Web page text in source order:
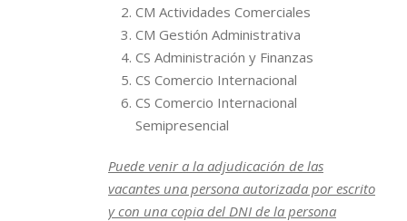
CM Actividades Comerciales
CM Gestión Administrativa
CS Administración y Finanzas
CS Comercio Internacional
CS Comercio Internacional
Semipresencial
Puede venir a la adjudicación de las
vacantes una persona autorizada por escrito
y con una copia del DNI de la persona